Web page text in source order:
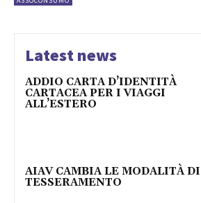
Latest news
ADDIO CARTA D’IDENTITÀ
CARTACEA PER I VIAGGI
ALL’ESTERO
AIAV CAMBIA LE MODALITÀ DI
TESSERAMENTO